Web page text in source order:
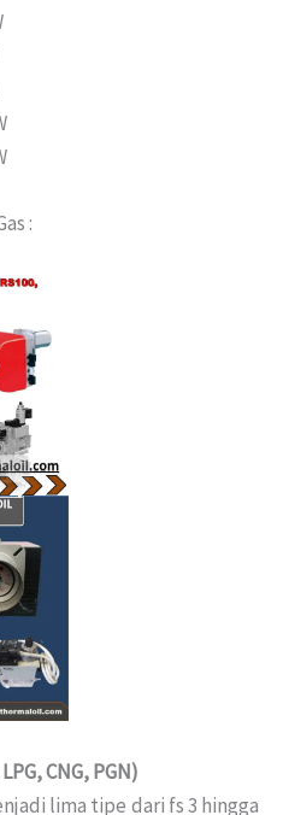
:
CNG, PGN)
lima tipe dari fs 3 hingga